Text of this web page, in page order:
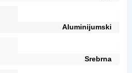
Aluminijumski
Srebrna